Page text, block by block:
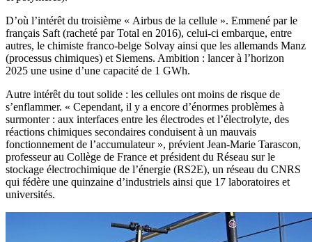
D’où l’intérêt du troisième « Airbus de la cellule ». Emmené par le
français Saft (racheté par Total en 2016), celui-ci embarque, entre
autres, le chimiste franco-belge Solvay ainsi que les allemands Manz
(processus chimiques) et Siemens. Ambition : lancer à l’horizon
2025 une usine d’une capacité de 1 GWh.
Autre intérêt du tout solide : les cellules ont moins de risque de
s’enflammer. « Cependant, il y a encore d’énormes problèmes à
surmonter : aux interfaces entre les électrodes et l’électrolyte, des
réactions chimiques secondaires conduisent à un mauvais
fonctionnement de l’accumulateur », prévient Jean-Marie Tarascon,
professeur au Collège de France et président du Réseau sur le
stockage électrochimique de l’énergie (RS2E), un réseau du CNRS
qui fédère une quinzaine d’industriels ainsi que 17 laboratoires et
universités.